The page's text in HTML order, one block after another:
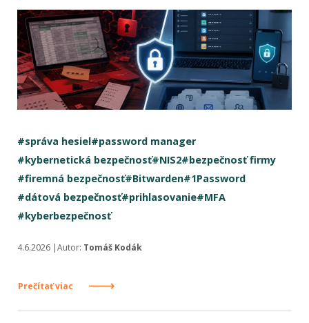
#správa hesiel#password manager
#kybernetická bezpečnosť#NIS2#bezpečnosť firmy
#firemná bezpečnosť#Bitwarden#1Password
#dátová bezpečnosť#prihlasovanie#MFA
#kyberbezpečnosť
4.6.2026 |Autor: Tomáš Kodák
Prečítať viac